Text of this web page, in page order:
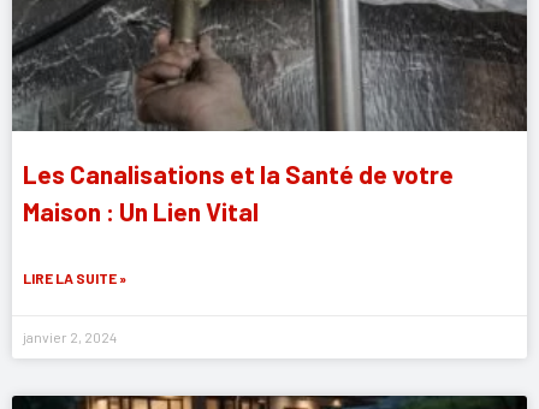
Les Canalisations et la Santé de votre
Maison : Un Lien Vital
LIRE LA SUITE »
janvier 2, 2024